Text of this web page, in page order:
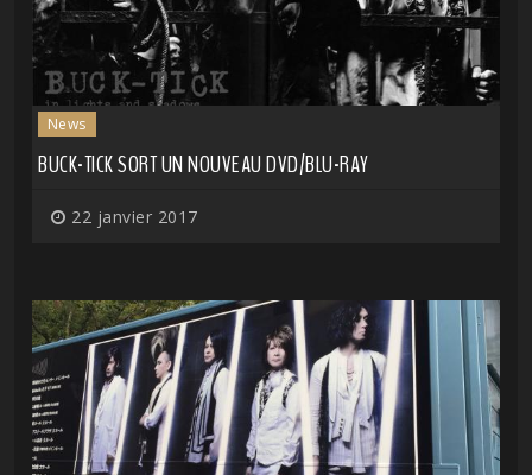
News
BUCK-TICK SORT UN NOUVEAU DVD/BLU-RAY
22 janvier 2017